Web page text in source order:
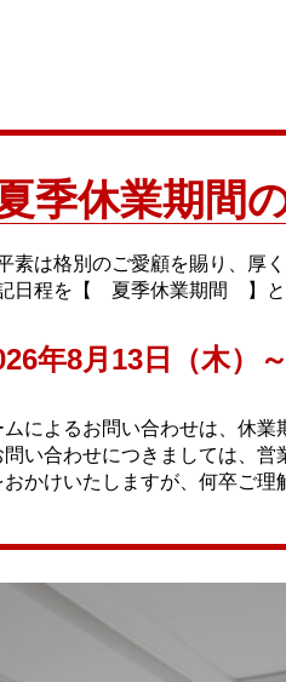
季休業期間
素は格別のご愛顧を賜り、厚
日程を【 夏季休業期間 】と
年8月13日（木）
ムによるお問い合わせは、休
い合わせにつきましては、
おかけいたしますが、何卒ご